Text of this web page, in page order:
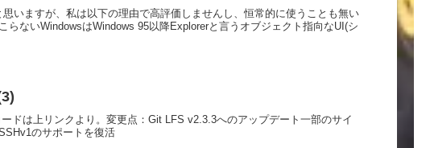
いますが、私は以下の理由で高評価しませんし、恒常的に使うことも無い
らないWindowsはWindows 95以降Explorerと言うオブジェクト指向なUI(シ
ドは上リンクより。変更点：Git LFS v2.3.3へのアップデート一部のサイ
のサポートを復活